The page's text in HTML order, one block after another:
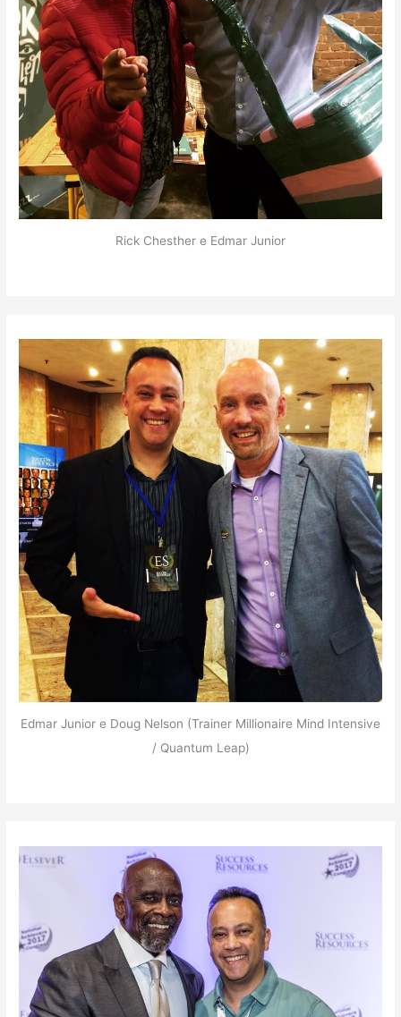
Rick Chesther e Edmar Junior
Edmar Junior e Doug Nelson (Trainer Millionaire Mind Intensive
/ Quantum Leap)